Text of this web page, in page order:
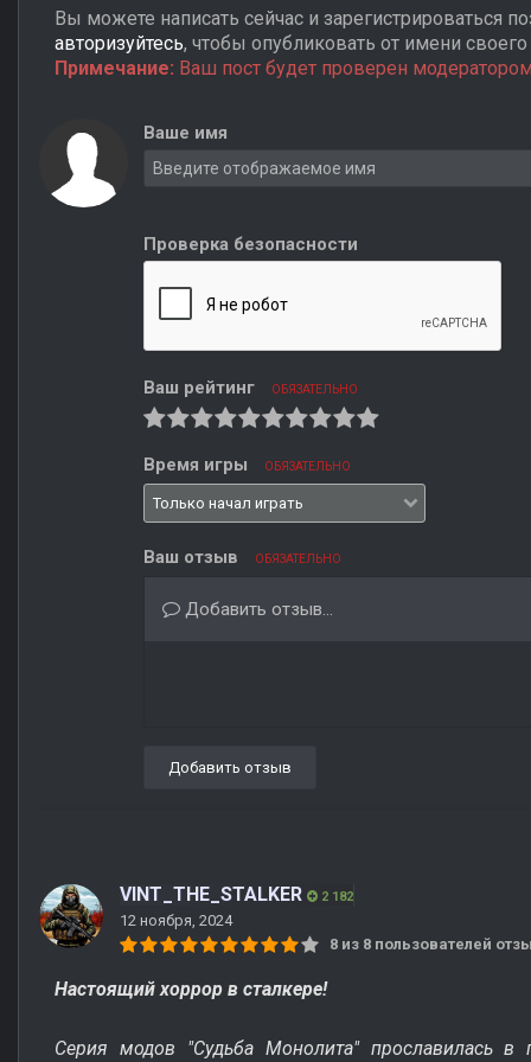
Вы можете написать сейчас и зарегистрироваться
авторизуйтесь, чтобы опубликовать от имени своего
Примечание: Ваш пост будет проверен
Ваше имя
Проверка безопасности
Ваш рейтинг ОБЯЗАТЕЛЬНО
Время игры ОБЯЗАТЕЛЬНО
Ваш отзыв ОБЯЗАТЕЛЬНО
Добавить отзыв...
Добавить отзыв
VINT_THE_STALKER 2 182
12 ноября, 2024
8 из 8 пользователей
Настоящий хоррор в сталкере!
Серия модов "Судьба Монолита" прославилась в